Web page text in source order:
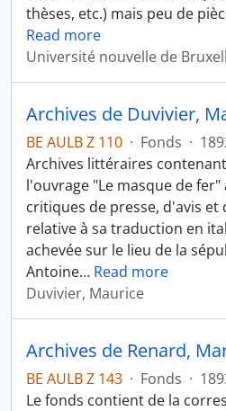
thèses, etc.) mais peu de
Read more
Université nouvelle de
Archives de Duvivier,
BE AULB Z 110 · Fonds ·
Archives littéraires
l'ouvrage "Le masque de
critiques de presse, d'avis
relative à sa traduction en
achevée sur le lieu de la
Antoine… Read more
Duvivier, Maurice
Archives de Renard,
BE AULB Z 143 · Fonds ·
Le fonds contient de la